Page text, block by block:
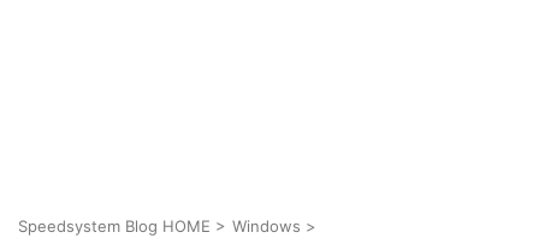
Speedsystem Blog HOME > Windows >